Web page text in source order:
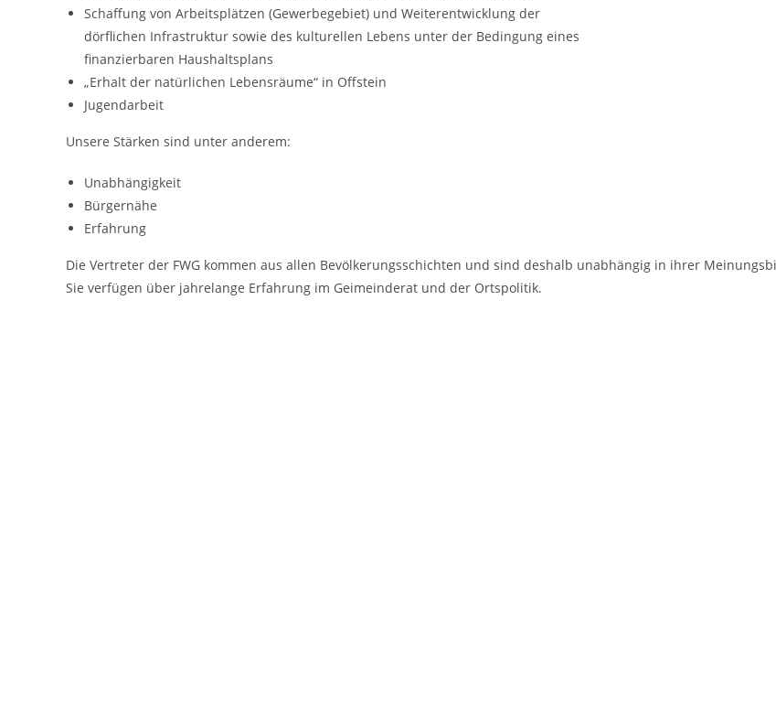
Schaffung von Arbeitsplätzen (Gewerbegebiet) und Weiterentwicklung der
dörflichen Infrastruktur sowie des kulturellen Lebens unter der Bedingung eines
finanzierbaren Haushaltsplans
„Erhalt der natürlichen Lebensräume“ in Offstein
Jugendarbeit
Unsere Stärken sind unter anderem:
Unabhängigkeit
Bürgernähe
Erfahrung
Die Vertreter der FWG kommen aus allen Bevölkerungsschichten und sind deshalb unabhängig in ihrer
Sie verfügen über jahrelange Erfahrung im Geimeinderat und der Ortspolitik.